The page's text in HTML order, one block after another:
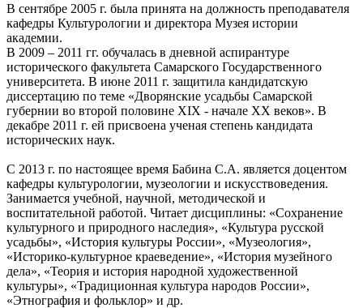
В сентябре 2005 г. была принята на должность преподавателя
кафедры Культурологии и директора Музея истории
академии.
В 2009 – 2011 гг. обучалась в дневной аспирантуре
исторического факультета Самарского Государственного
университета. В июне 2011 г. защитила кандидатскую
диссертацию по теме «Дворянские усадьбы Самарской
губернии во второй половине XIX - начале XX веков». В
декабре 2011 г. ей присвоена ученая степень кандидата
исторических наук.
С 2013 г. по настоящее время Бабина С.А. является доцентом
кафедры культурологии, музеологии и искусствоведения.
Занимается учебной, научной, методической и
воспитательной работой. Читает дисциплины: «Сохранение
культурного и природного наследия», «Культура русской
усадьбы», «История культуры России», «Музеология»,
«Историко-культурное краеведение», «История музейного
дела», «Теория и история народной художественной
культуры», «Традиционная культура народов России»,
«Этнография и фольклор» и др.